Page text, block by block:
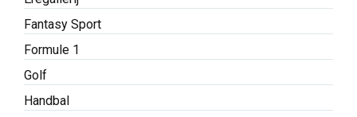
Fantasy Sport
Formule 1
Golf
Handbal